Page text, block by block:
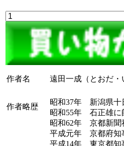
作者名 遠田一成（とおだ・
作者略歴
昭和37年 新潟県十
昭和55年 石正雄に
昭和62年 京都新聞
平成元年 京都府知
平成14年 東京都知